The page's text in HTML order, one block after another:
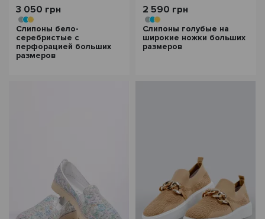
3 050 грн
Слипоны бело-
серебристые с
перфорацией больших
размеров
2 590 грн
Слипоны голубые на
широкие ножки больших
размеров